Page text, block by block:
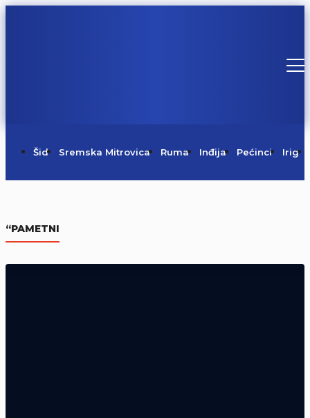
Šid Sremska Mitrovica Ruma Inđija Pećinci Irig
“PAMETNI
Danas je Sveti Pantelejmon